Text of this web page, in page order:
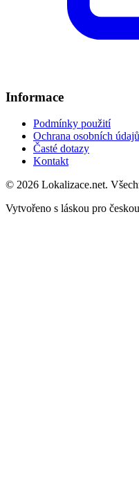
Informace
Podmínky použití
Ochrana osobních údajů
Časté dotazy
Kontakt
© 2026 Lokalizace.net.
Vytvořeno s láskou pro